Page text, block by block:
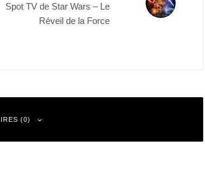
Spot TV de Star Wars – Le
Réveil de la Force
(0)